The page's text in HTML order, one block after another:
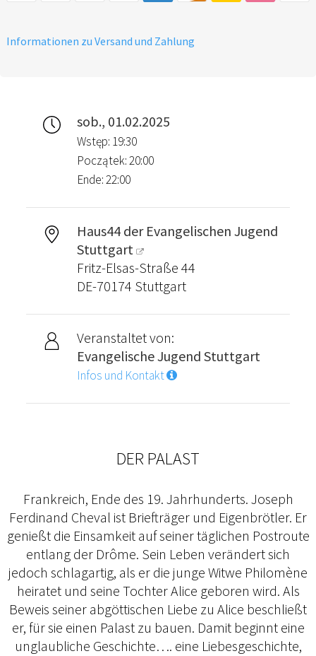
Informationen zu Versand und Zahlung
sob., 01.02.2025
Wstęp: 19:30
Początek: 20:00
Ende: 22:00
Haus44 der Evangelischen Jugend
Stuttgart
Fritz-Elsas-Straße 44
DE-70174 Stuttgart
Veranstaltet von:
Evangelische Jugend Stuttgart
Infos und Kontakt
DER PALAST
Frankreich, Ende des 19. Jahrhunderts. Joseph
Ferdinand Cheval ist Briefträger und Eigenbrötler. Er
genießt die Einsamkeit auf seiner täglichen Postroute
entlang der Drôme. Sein Leben verändert sich
jedoch schlagartig, als er die junge Witwe Philomène
heiratet und seine Tochter Alice geboren wird. Als
Beweis seiner abgöttischen Liebe zu Alice beschließt
er, für sie einen Palast zu bauen. Damit beginnt eine
unglaubliche Geschichte…. eine Liebesgeschichte,